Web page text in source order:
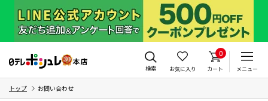
検索 お気に入り
0
カート メニュー
トップ お問い合わせ